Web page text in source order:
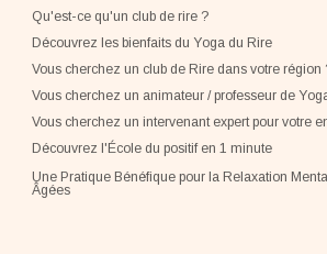
Qu'est-ce qu'un club de rire ?
Découvrez les bienfaits du Yoga du Rire
Vous cherchez un club de Rire dans votre région
Vous cherchez un animateur / professeur de
Vous cherchez un intervenant expert pour votre
Découvrez l'École du positif en 1 minute
Une Pratique Bénéfique pour la Relaxation
Âgées